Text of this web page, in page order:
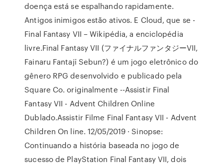
doença está se espalhando rapidamente.
Antigos inimigos estão ativos. E Cloud, que se -
Final Fantasy VII – Wikipédia, a enciclopédia
livre.Final Fantasy VII (ファイナルファンタジーVII,
Fainaru Fantajī Sebun?) é um jogo eletrônico do
gênero RPG desenvolvido e publicado pela
Square Co. originalmente --Assistir Final
Fantasy VII - Advent Children Online
Dublado.Assistir Filme Final Fantasy VII - Advent
Children On line. 12/05/2019 · Sinopse:
Continuando a história baseada no jogo de
sucesso de PlayStation Final Fantasy VII, dois